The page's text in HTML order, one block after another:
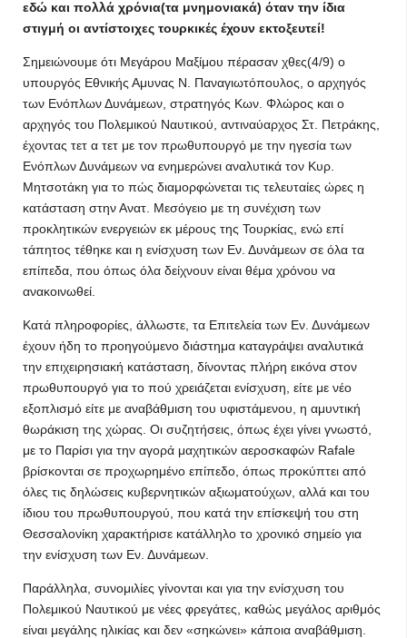
εδώ και πολλά χρόνια(τα μνημονιακά) όταν την ίδια
στιγμή οι αντίστοιχες τουρκικές έχουν εκτοξευτεί!
Σημειώνουμε ότι Μεγάρου Μαξίμου πέρασαν χθες(4/9) ο
υπουργός Εθνικής Αμυνας Ν. Παναγιωτόπουλος, ο αρχηγός
των Ενόπλων Δυνάμεων, στρατηγός Κων. Φλώρος και ο
αρχηγός του Πολεμικού Ναυτικού, αντιναύαρχος Στ. Πετράκης,
έχοντας τετ α τετ με τον πρωθυπουργό με την ηγεσία των
Ενόπλων Δυνάμεων να ενημερώνει αναλυτικά τον Κυρ.
Μητσοτάκη για το πώς διαμορφώνεται τις τελευταίες ώρες η
κατάσταση στην Ανατ. Μεσόγειο με τη συνέχιση των
προκλητικών ενεργειών εκ μέρους της Τουρκίας, ενώ επί
τάπητος τέθηκε και η ενίσχυση των Εν. Δυνάμεων σε όλα τα
επίπεδα, που όπως όλα δείχνουν είναι θέμα χρόνου να
ανακοινωθεί.
Κατά πληροφορίες, άλλωστε, τα Επιτελεία των Εν. Δυνάμεων
έχουν ήδη το προηγούμενο διάστημα καταγράψει αναλυτικά
την επιχειρησιακή κατάσταση, δίνοντας πλήρη εικόνα στον
πρωθυπουργό για το πού χρειάζεται ενίσχυση, είτε με νέο
εξοπλισμό είτε με αναβάθμιση του υφιστάμενου, η αμυντική
θωράκιση της χώρας. Οι συζητήσεις, όπως έχει γίνει γνωστό,
με το Παρίσι για την αγορά μαχητικών αεροσκαφών Rafale
βρίσκονται σε προχωρημένο επίπεδο, όπως προκύπτει από
όλες τις δηλώσεις κυβερνητικών αξιωματούχων, αλλά και του
ίδιου του πρωθυπουργού, που κατά την επίσκεψή του στη
Θεσσαλονίκη χαρακτήρισε κατάλληλο το χρονικό σημείο για
την ενίσχυση των Εν. Δυνάμεων.
Παράλληλα, συνομιλίες γίνονται και για την ενίσχυση του
Πολεμικού Ναυτικού με νέες φρεγάτες, καθώς μεγάλος αριθμός
είναι μεγάλης ηλικίας και δεν «σηκώνει» κάποια αναβάθμιση.